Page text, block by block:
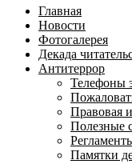
Главная
Новости
Фотогалерея
Декада
Антитеррор
Телефоны
Правовая
Полезные
Памятки